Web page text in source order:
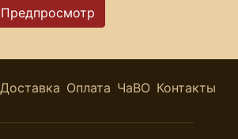
Доставка Оплата ЧаВО Контакты